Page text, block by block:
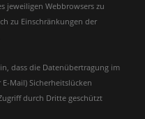
jeweiligen Webbrowsers zu
zu Einschränkungen der
dass die Datenübertragung im
Mail) Sicherheitslücken
durch Dritte geschützt